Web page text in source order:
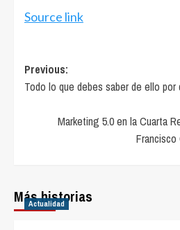
Source link
Post
navigation
Previous:
Todo lo que debes saber de ello por
Marketing 5.0 en la Cuarta
Más historias
Actualidad